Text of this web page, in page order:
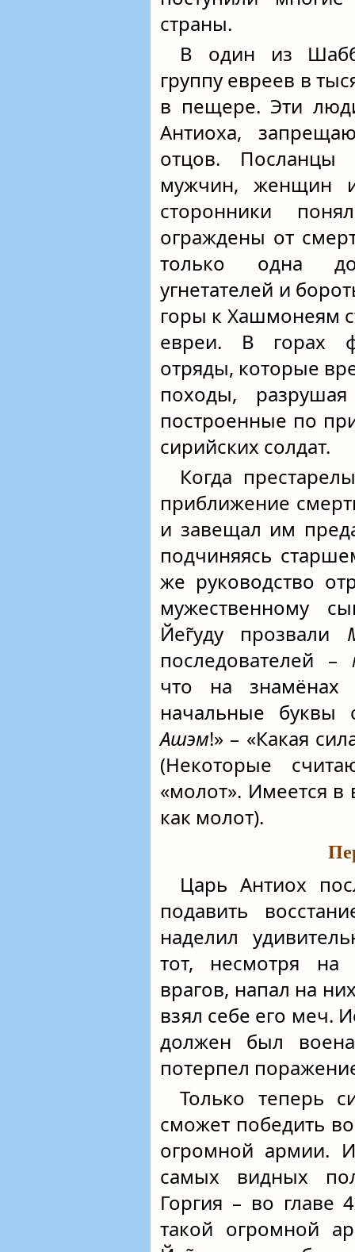
страны.
В один из
группу евреев в
в пещере. Эти
Антиоха,
отцов. Посланцы
мужчин, женщин
сторонники
ограждены от
только одна
угнетателей и
горы к Хашмонеям
евреи. В горах
отряды, которые
походы,
построенные по
сирийских солдат.
Когда
приближение
и завещал им
подчиняясь
же руководство
мужественному
Йег̃уду прозвали
последователей –
что на
начальные буквы
Ашэм!» – «Какая
(Некоторые
«молот». Имеется в
как молот).
Царь Антиох
подавить
наделил
тот, несмотря на
врагов, напал на
взял себе его меч.
должен был
потерпел
Только теперь
сможет победить
огромной армии.
самых видных
Горгия – во главе
такой огромной